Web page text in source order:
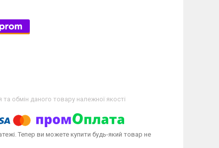
обмін даного товару належної якості
Тепер ви можете купити будь-який товар не